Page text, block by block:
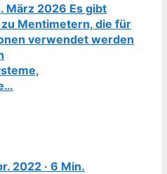
März 2026 Es gibt
Mentimetern, die für
verwendet werden
2022 · 6 Min.